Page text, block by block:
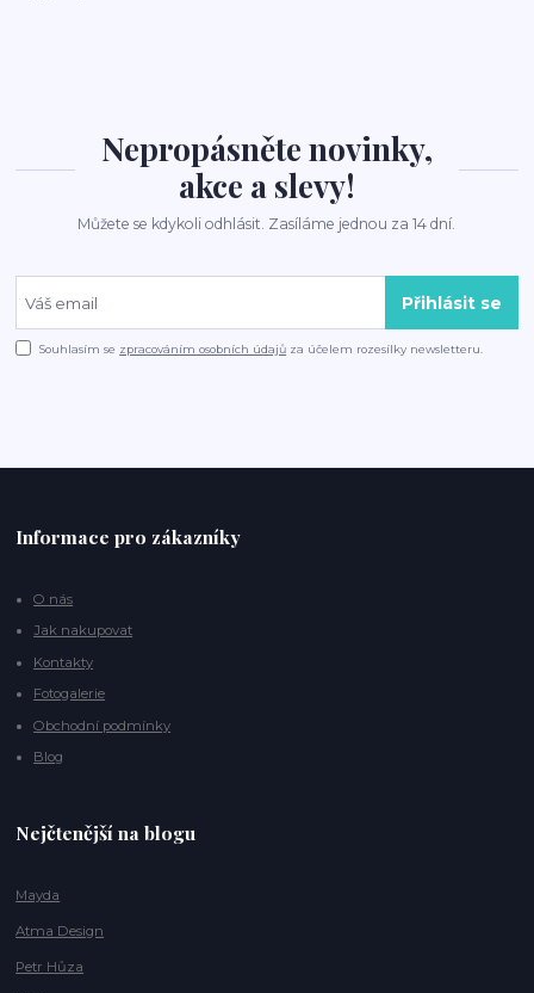
Nepropásněte novinky,
akce a slevy!
Můžete se kdykoli odhlásit. Zasíláme jednou za 14 dní.
Přihlásit se
Souhlasím se zpracováním osobních údajů za účelem rozesílky newsletteru.
Informace pro zákazníky
O nás
Jak nakupovat
Kontakty
Fotogalerie
Obchodní podmínky
Blog
Nejčtenější na blogu
Mayda
Atma Design
Petr Hůza